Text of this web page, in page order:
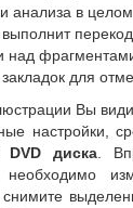
анализа в
над
закладок для
Вы
настройки,
DVD диска.
необходимо